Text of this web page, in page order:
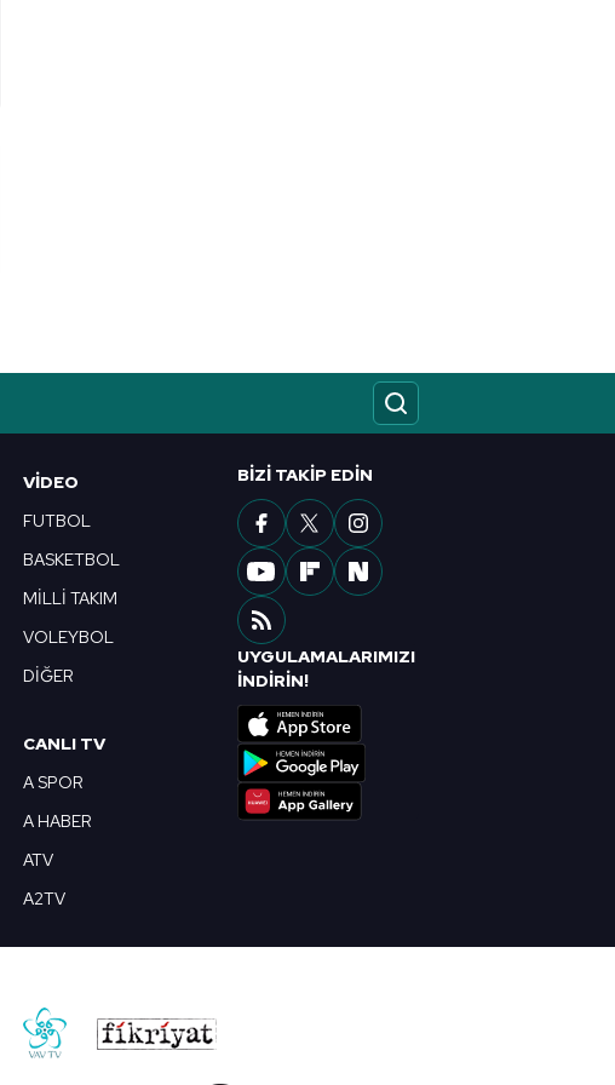
VIDEO
FUTBOL
BASKETBOL
MİLLİ TAKIM
VOLEYBOL
DİĞER
CANLI TV
A SPOR
A HABER
ATV
A2TV
BIZI TAKIP EDIN
UYGULAMALARIMIZI
İNDİRİN!